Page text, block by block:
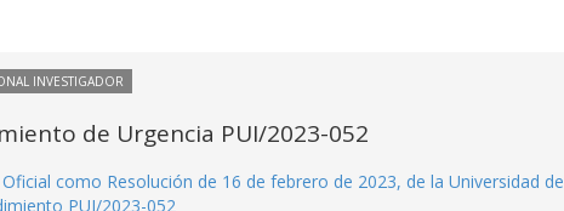
INVESTIGADOR
de Urgencia PUI/2023-052
como Resolución de 16 de febrero de 2023, de la Universidad de
PUI/2023-052